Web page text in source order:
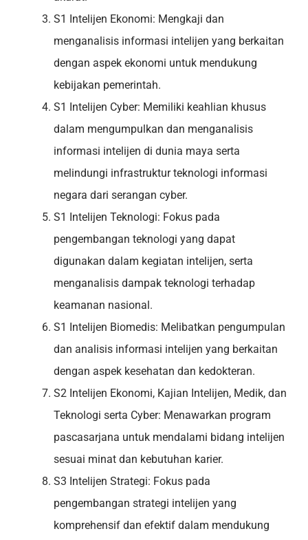
S1 Intelijen Ekonomi: Mengkaji dan
menganalisis informasi intelijen yang berkaitan
dengan aspek ekonomi untuk mendukung
kebijakan pemerintah.
S1 Intelijen Cyber: Memiliki keahlian khusus
dalam mengumpulkan dan menganalisis
informasi intelijen di dunia maya serta
melindungi infrastruktur teknologi informasi
negara dari serangan cyber.
S1 Intelijen Teknologi: Fokus pada
pengembangan teknologi yang dapat
digunakan dalam kegiatan intelijen, serta
menganalisis dampak teknologi terhadap
keamanan nasional.
S1 Intelijen Biomedis: Melibatkan pengumpulan
dan analisis informasi intelijen yang berkaitan
dengan aspek kesehatan dan kedokteran.
S2 Intelijen Ekonomi, Kajian Intelijen, Medik, dan
Teknologi serta Cyber: Menawarkan program
pascasarjana untuk mendalami bidang intelijen
sesuai minat dan kebutuhan karier.
S3 Intelijen Strategi: Fokus pada
pengembangan strategi intelijen yang
komprehensif dan efektif dalam mendukung